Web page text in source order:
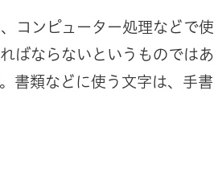
コンピューター処理などで使
ばならないというものではあ
書類などに使う文字は、手書